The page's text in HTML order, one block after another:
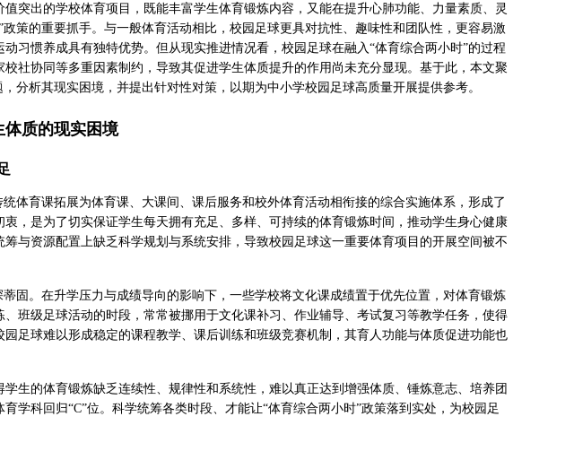
突出的学校体育项目，既能丰富学生体育锻炼内容，又能在提升心肺功能、力量素质、灵
策的重要抓手。与一般体育活动相比，校园足球更具对抗性、趣味性和团队性，更容易激
习惯养成具有独特优势。但从现实推进情况看，校园足球在融入“体育综合两小时”的过程
社协同等多重因素制约，导致其促进学生体质提升的作用尚未充分显现。基于此，本文聚
分析其现实困境，并提出针对性对策，以期为中小学校园足球高质量开展提供参考。
体质的现实困境
体育课拓展为体育课、大课间、课后服务和校外体育活动相衔接的综合实施体系，形成了
，是为了切实保证学生每天拥有充足、多样、可持续的体育锻炼时间，推动学生身心健康
与资源配置上缺乏科学规划与系统安排，导致校园足球这一重要体育项目的开展空间被不
固。在升学压力与成绩导向的影响下，一些学校将文化课成绩置于优先位置，对体育锻炼
班级足球活动的时段，常常被挪用于文化课补习、作业辅导、考试复习等教学任务，使得
足球难以形成稳定的课程教学、课后训练和班级竞赛机制，其育人功能与体质促进功能也
生的体育锻炼缺乏连续性、规律性和系统性，难以真正达到增强体质、锤炼意志、培养团
学科回归“C”位。科学统筹各类时段、才能让“体育综合两小时”政策落到实处，为校园足